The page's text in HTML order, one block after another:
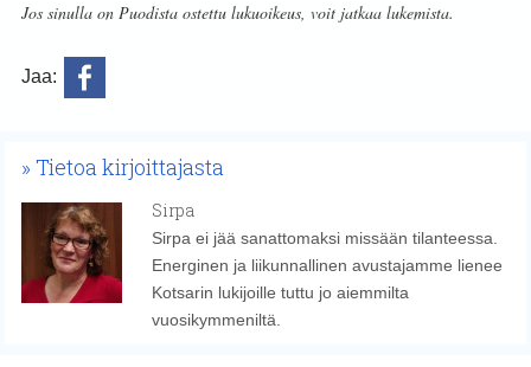
Jos sinulla on Puodista ostettu lukuoikeus, voit jatkaa lukemista.
Jaa:
Tietoa kirjoittajasta
Sirpa
Sirpa ei jää sanattomaksi missään tilanteessa.
Energinen ja liikunnallinen avustajamme lienee
Kotsarin lukijoille tuttu jo aiemmilta
vuosikymmeniltä.